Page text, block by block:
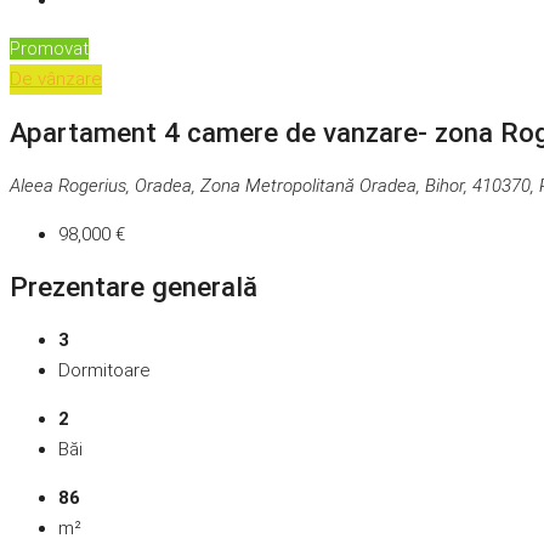
Promovat
De vânzare
Apartament 4 camere de vanzare- zona
Aleea Rogerius, Oradea, Zona Metropolitană Oradea, Bihor, 410370,
98,000 €
Prezentare generală
3
Dormitoare
2
Băi
86
m²